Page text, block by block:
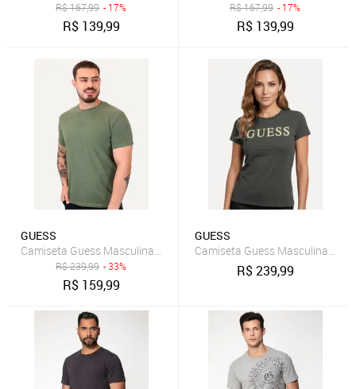
R$167,99 - 17%
R$ 139,99
R$167,99 - 17%
R$ 139,99
GUESS
Camiseta Guess Masculina Rubber Est.1981 Stoned Verde Militar
R$239,99 - 33%
R$ 159,99
GUESS
Camiseta Guess Masculina
R$239,99